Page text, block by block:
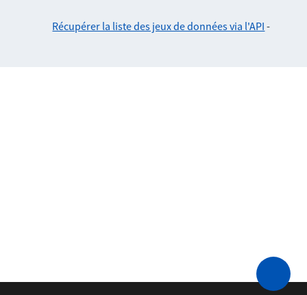
Récupérer la liste des jeux de données via l'API -